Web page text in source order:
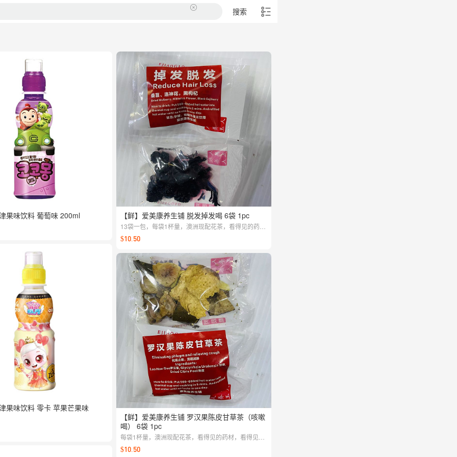
搜索
果味饮料 葡萄味 200ml
果味饮料 零卡 苹果芒果味
【鲜】爱美康养生铺 脱发掉发喝 6袋 1pc
13袋一包，每袋1杯量，澳洲现配花茶，看得见的药
材，看得见的品质
$10.50
【鲜】爱美康养生铺 罗汉果陈皮甘草茶（咳嗽
喝） 6袋 1pc
每袋1杯量，澳洲现配花茶，看得见的药材，看得见的
品质
$10.50